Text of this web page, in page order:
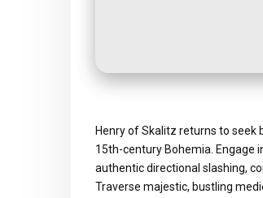
Henry of Skalitz returns to
15th-century Bohemia. Engage
authentic directional slashing,
Traverse majestic, bustling